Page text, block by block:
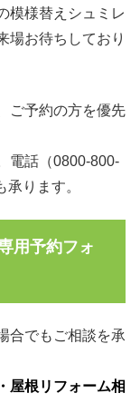
模様替えシュミレ
場お待ちしており
ご予約の方を優先
電話（0800-800-
承ります。
用予約フォ
合でもご相談を承
屋根リフォーム相